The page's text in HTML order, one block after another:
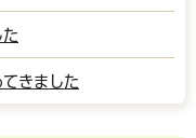
きました